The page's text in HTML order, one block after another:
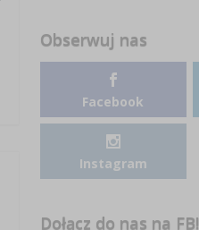
Obserwuj nas
Facebook
Instagram
Dołącz do nas na FB!